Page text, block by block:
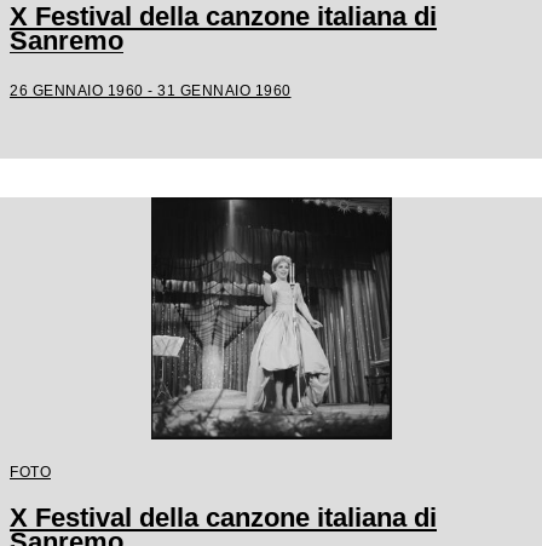
X Festival della canzone italiana di
Sanremo
26 GENNAIO 1960 - 31 GENNAIO 1960
FOTO
X Festival della canzone italiana di